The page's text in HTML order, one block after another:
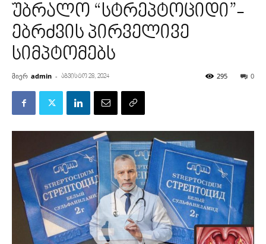
უბრალო “სტრეპტოციდი”-
ებრძვის პირველივე
სიმპტომებს
მიერ admin - აგვისტო 28, 2024 0
295